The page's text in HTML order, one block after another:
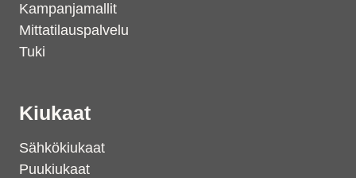
Kampanjamallit
Mittatilauspalvelu
Tuki
Kiukaat
Sähkökiukaat
Puukiukaat